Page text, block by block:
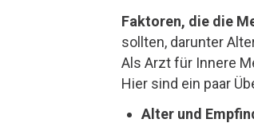
Faktoren, die die
sollten, darunter
Als Arzt für Innere
Hier sind ein paar
Alter und